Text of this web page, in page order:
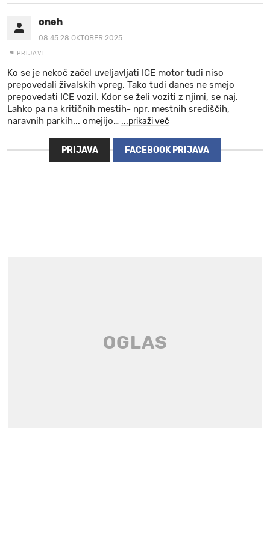
oneh
08:45 28.OKTOBER 2025.
PRIJAVI
Ko se je nekoč začel uveljavljati ICE motor tudi niso
prepovedali živalskih vpreg. Tako tudi danes ne smejo
prepovedati ICE vozil. Kdor se želi voziti z njimi, se naj.
Lahko pa na kritičnih mestih- npr. mestnih središčih,
naravnih parkih... omejijo… ...prikaži več
PRIJAVA FACEBOOK PRIJAVA